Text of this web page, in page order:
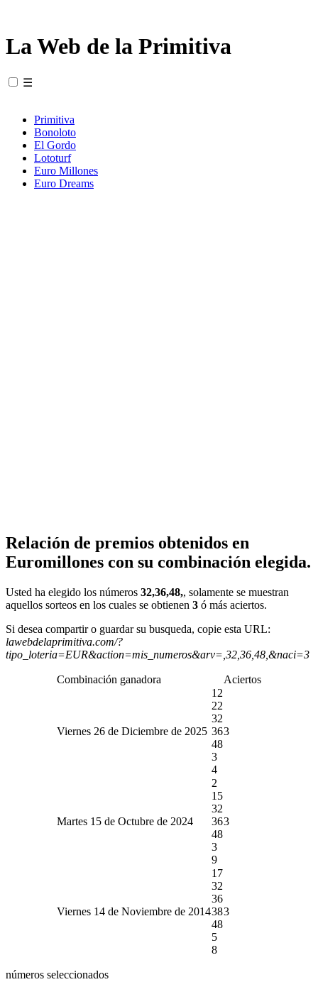
La Web de la Primitiva
☰
Primitiva
Bonoloto
El Gordo
Lototurf
Euro Millones
Euro Dreams
Relación de premios obtenidos en
Euromillones con su combinación elegida.
Usted ha elegido los números 32,36,48,, solamente se muestran
aquellos sorteos en los cuales se obtienen 3 ó más aciertos.
Si desea compartir o guardar su busqueda, copie esta URL:
lawebdelaprimitiva.com/?
tipo_loteria=EUR&action=mis_numeros&arv=,32,36,48,&naci=3
Combinación ganadora Aciertos
Viernes 26 de Diciembre de 2025
12
22
32
36
48
3
4
3
Martes 15 de Octubre de 2024
2
15
32
36
48
3
9
3
Viernes 14 de Noviembre de 2014
17
32
36
38
48
5
8
3
números seleccionados